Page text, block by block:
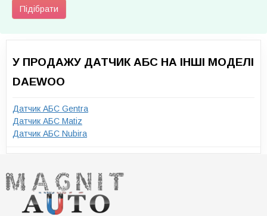
Підібрати
У ПРОДАЖУ ДАТЧИК АБС НА ІНШІ МОДЕЛІ
DAEWOO
Датчик АБС Gentra
Датчик АБС Matiz
Датчик АБС Nubira